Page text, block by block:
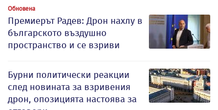
Обновена
Премиерът Радев: Дрон нахлу в
българското въздушно
пространство и се взриви
Бурни политически реакции
след новината за взривения
дрон, опозицията настоява за